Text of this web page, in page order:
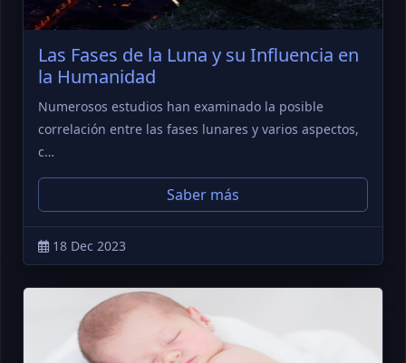
Las Fases de la Luna y su Influencia en
la Humanidad
Numerosos estudios han examinado la posible
correlación entre las fases lunares y varios aspectos,
c…
Saber más
18 Dec 2023